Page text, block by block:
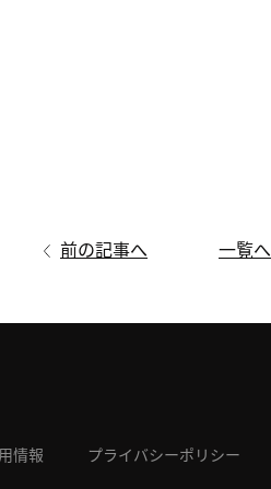
前の記事へ 一覧へ
情報 プライバシーポリシー